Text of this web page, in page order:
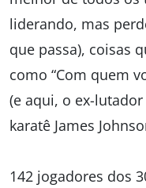
liderando, mas
que passa), coisas
como “Com quem
(e aqui, o ex-
karatê James
142 jogadores dos